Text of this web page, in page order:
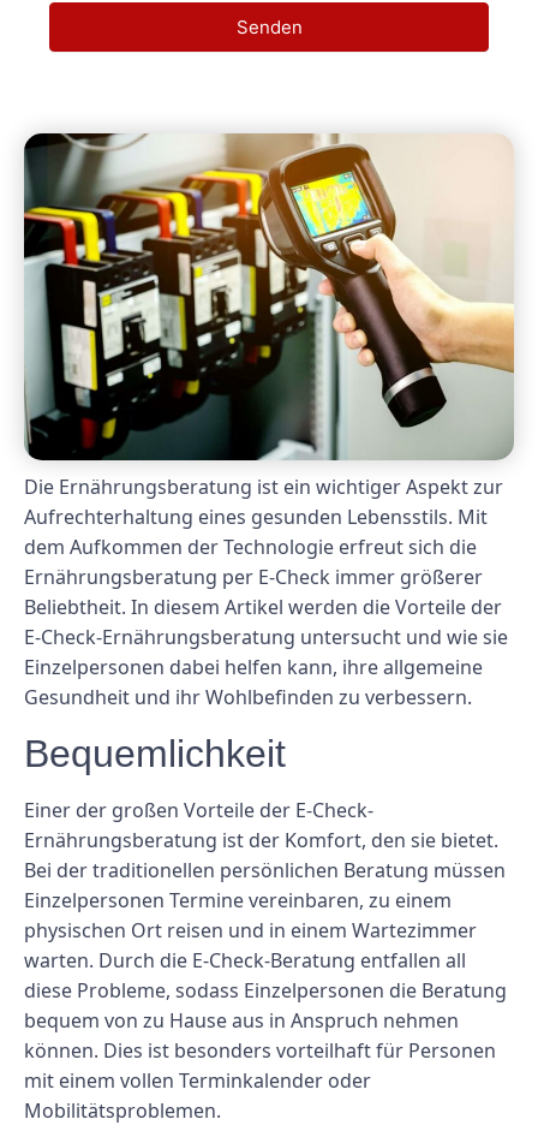
Senden
Die Ernährungsberatung ist ein wichtiger Aspekt zur
Aufrechterhaltung eines gesunden Lebensstils. Mit
dem Aufkommen der Technologie erfreut sich die
Ernährungsberatung per E-Check immer größerer
Beliebtheit. In diesem Artikel werden die Vorteile der
E-Check-Ernährungsberatung untersucht und wie sie
Einzelpersonen dabei helfen kann, ihre allgemeine
Gesundheit und ihr Wohlbefinden zu verbessern.
Bequemlichkeit
Einer der großen Vorteile der E-Check-
Ernährungsberatung ist der Komfort, den sie bietet.
Bei der traditionellen persönlichen Beratung müssen
Einzelpersonen Termine vereinbaren, zu einem
physischen Ort reisen und in einem Wartezimmer
warten. Durch die E-Check-Beratung entfallen all
diese Probleme, sodass Einzelpersonen die Beratung
bequem von zu Hause aus in Anspruch nehmen
können. Dies ist besonders vorteilhaft für Personen
mit einem vollen Terminkalender oder
Mobilitätsproblemen.